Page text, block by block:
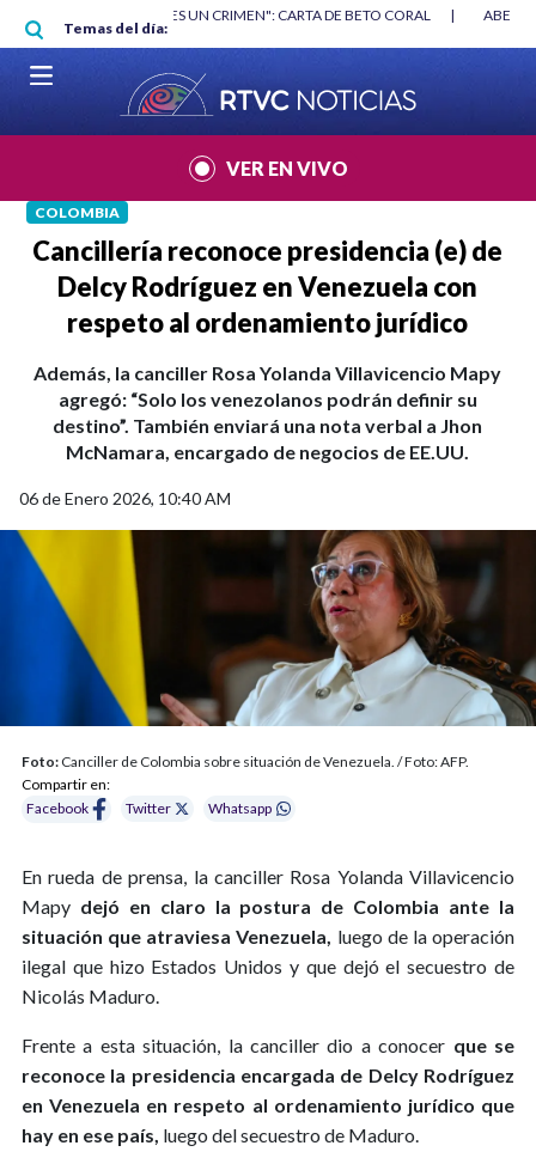
Pasar al contenido principal
Temas del día:
"HABLAR NO ES UN CRIMEN": CARTA DE BETO CORAL |
VER EN VIVO
COLOMBIA
Cancillería reconoce presidencia (e) de
Delcy Rodríguez en Venezuela con
respeto al ordenamiento jurídico
Además, la canciller Rosa Yolanda Villavicencio Mapy
agregó: “Solo los venezolanos podrán definir su
destino”. También enviará una nota verbal a Jhon
McNamara, encargado de negocios de EE.UU.
06 de Enero 2026, 10:40 AM
Foto: Canciller de Colombia sobre situación de Venezuela. / Foto: AFP.
Compartir en:
Facebook
Twitter Whatsapp
En rueda de prensa, la canciller Rosa Yolanda Villavicencio
Mapy dejó en claro la postura de Colombia ante la
situación que atraviesa Venezuela, luego de la operación
ilegal que hizo Estados Unidos y que dejó el secuestro de
Nicolás Maduro.
Frente a esta situación, la canciller dio a conocer que se
reconoce la presidencia encargada de Delcy Rodríguez
en Venezuela en respeto al ordenamiento jurídico que
hay en ese país, luego del secuestro de Maduro.